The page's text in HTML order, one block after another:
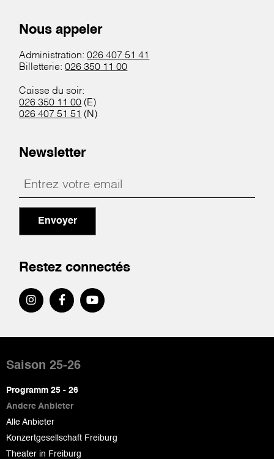
Nous appeler
Administration:026 407 51 41
Billetterie:026 350 11 00
Caisse du soir:
026 350 11 00 (E)
026 407 51 51 (N)
Newsletter
Envoyer
Restez connectés
de
page
Saison 25-26
Programm 25 - 26
Andere Anbieter
Alle Anbieter
Konzertgesellschaft Freiburg
Theater in Freiburg